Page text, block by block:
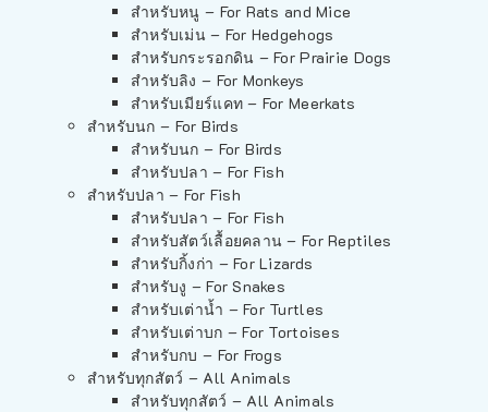
สำหรับหนู – For Rats and Mice
สำหรับเม่น – For Hedgehogs
สำหรับกระรอกดิน – For Prairie Dogs
สำหรับลิง – For Monkeys
สำหรับเมียร์แคท – For Meerkats
สำหรับนก – For Birds
สำหรับนก – For Birds
สำหรับปลา – For Fish
สำหรับปลา – For Fish
สำหรับปลา – For Fish
สำหรับสัตว์เลื้อยคลาน – For Reptiles
สำหรับกิ้งก่า – For Lizards
สำหรับงู – For Snakes
สำหรับเต่าน้ำ – For Turtles
สำหรับเต่าบก – For Tortoises
สำหรับกบ – For Frogs
สำหรับทุกสัตว์ – All Animals
สำหรับทุกสัตว์ – All Animals